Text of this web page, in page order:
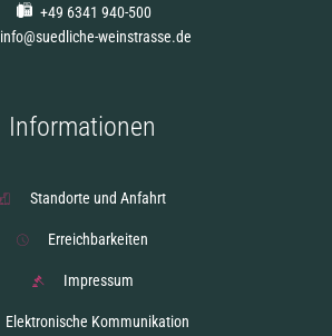
+49 6341 940-500
info@suedliche-weinstrasse.de
Informationen
Standorte und Anfahrt
Erreichbarkeiten
Impressum
Elektronische Kommunikation